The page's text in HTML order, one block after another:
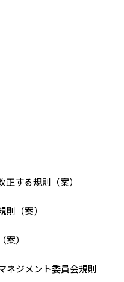
する規則（案）
（案）
）
ネジメント委員会規則